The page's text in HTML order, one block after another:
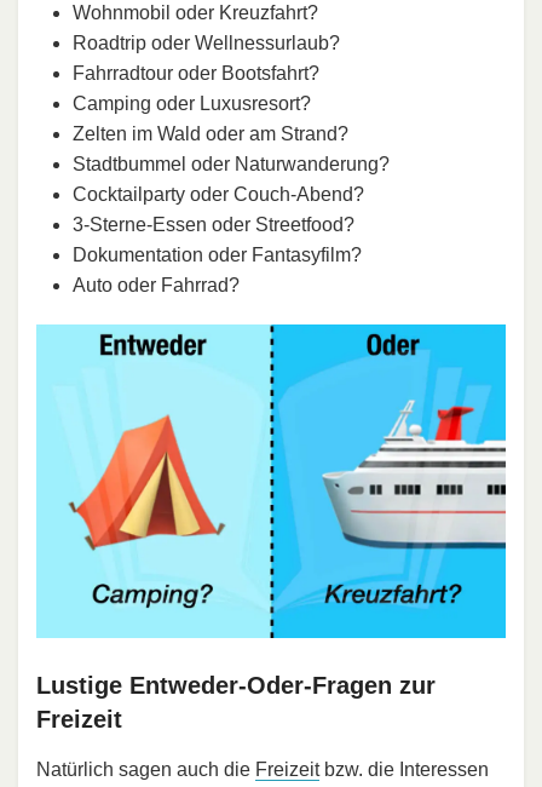
Wohnmobil oder Kreuzfahrt?
Roadtrip oder Wellnessurlaub?
Fahrradtour oder Bootsfahrt?
Camping oder Luxusresort?
Zelten im Wald oder am Strand?
Stadtbummel oder Naturwanderung?
Cocktailparty oder Couch-Abend?
3-Sterne-Essen oder Streetfood?
Dokumentation oder Fantasyfilm?
Auto oder Fahrrad?
Lustige Entweder-Oder-Fragen zur
Freizeit
Natürlich sagen auch die Freizeitbzw. die Interessen